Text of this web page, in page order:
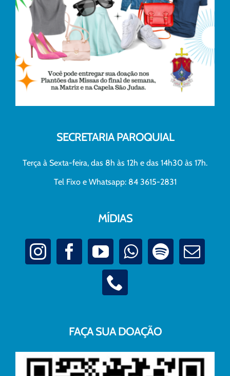
SECRETARIA PAROQUIAL
Terça à Sexta-feira, das 8h às 12h e das 14h30 às 17h.
Tel Fixo e Whatsapp: 84 3615-2831
MÍDIAS
FAÇA SUA DOAÇÃO